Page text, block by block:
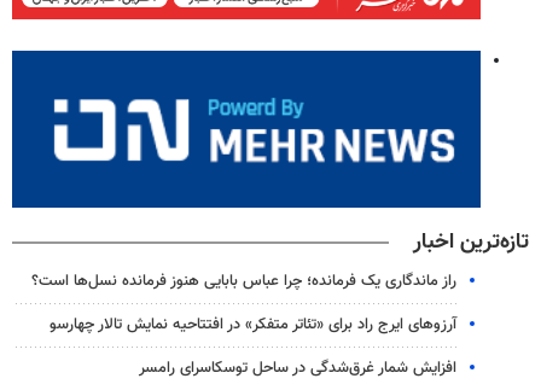
تازه‌ترین اخبار
راز ماندگاری یک فرمانده؛ چرا عباس بابایی هنوز فرمانده نسل‌ها است؟
آرزوهای ایرج راد برای «تئاتر متفکر» در افتتاحیه نمایش تالار چهارسو
افزایش شمار غرق‌شدگی در ساحل توسکاسرای رامسر